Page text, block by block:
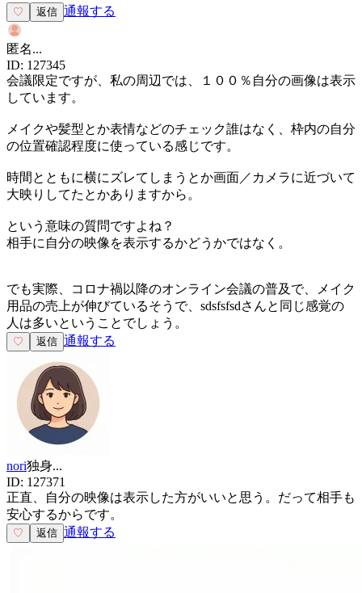
♡ 返信 通報する
匿名...
ID: 127345
会議限定ですが、私の周辺では、１００％自分の画像は表示
しています。
メイクや髪型とか表情などのチェック誰はなく、枠内の自分
の位置確認程度に使っている感じです。
時間とともに横にズレてしまうとか画面／カメラに近づいて
大映りしてたとかありますから。
という意味の質問ですよね？
相手に自分の映像を表示するかどうかではなく。
でも実際、コロナ禍以降のオンライン会議の普及で、メイク
用品の売上が伸びているそうで、sdsfsfsdさんと同じ感覚の
人は多いということでしょう。
♡ 返信 通報する
nori独身...
ID: 127371
正直、自分の映像は表示した方がいいと思う。だって相手も
安心するからです。
♡ 返信 通報する